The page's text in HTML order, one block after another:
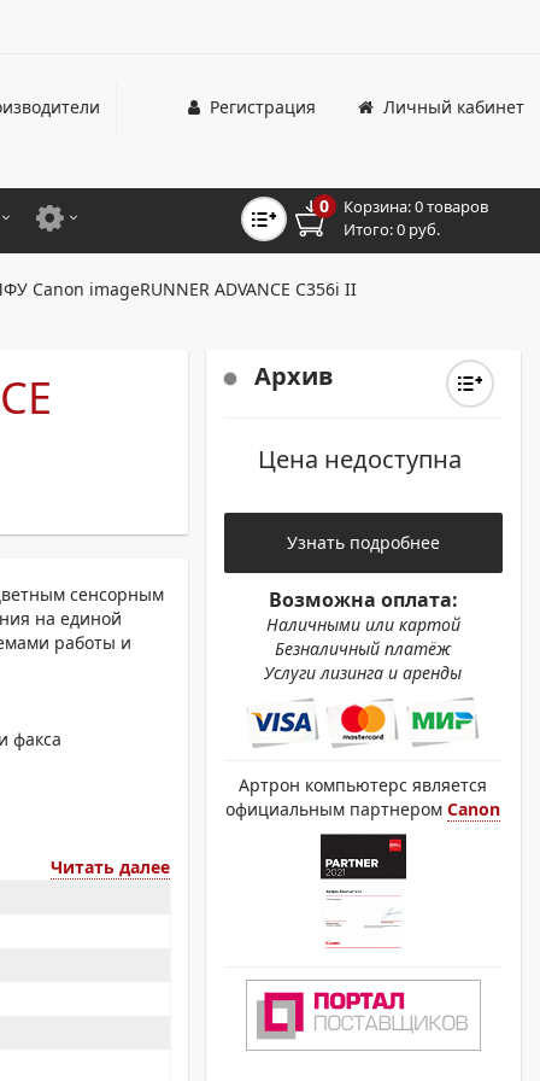
Личный кабинет
Регистрация
ДЛЯ ШИРОКОФОРМАТНЫХ СИСТЕМ
0 Корзина:0 товаров
Итого:0 руб.
Canon imageRUNNER ADVANCE C356i II
сенсорным
на единой
работы и
факса
Читать далее
Архив
Цена недоступна
Узнать подробнее
Возможна оплата:
Наличными или картой
Безналичный платёж
Услуги лизинга и аренды
Артрон компьютерс является
официальным партнеромCanon